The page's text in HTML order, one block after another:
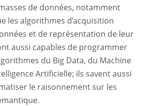
de données, notamment
les algorithmes d’acquisition
et de représentation de leur
aussi capables de programmer
du Big Data, du Machine
Artificielle; ils savent aussi
le raisonnement sur les